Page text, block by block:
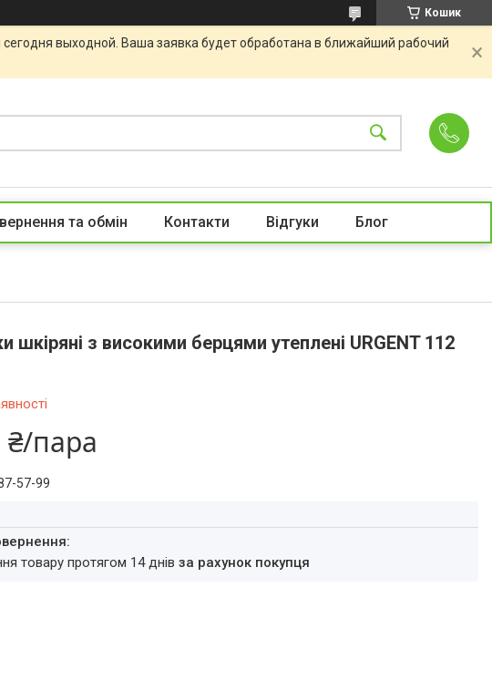
Кошик
выходной. Ваша заявка будет обработана в ближайший рабочий
та обмін Контакти Відгуки Блог
шкіряні з високими берцями утеплені URGENT 112
₴/пара
57-99
товару протягом 14 днівза рахунок покупця